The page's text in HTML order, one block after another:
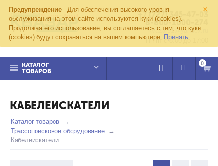
×
Предупреждение
Для обеспечения высокого уровня
обслуживания на этом сайте используются куки (cookies).
Продолжая его использование, вы соглашаетесь с тем, что куки
(cookies) будут сохраняться на вашем компьютере: Принять
+7 (727) 345-47-03
8-800-1000-274
kvazar91@yandex.ru
Пн-пт с 8:00 до 17:00
КАТАЛОГ
ТОВАРОВ
0
КАБЕЛЕИСКАТЕЛИ
Каталог товаров
Трассопоисковое оборудование
Кабелеискатели